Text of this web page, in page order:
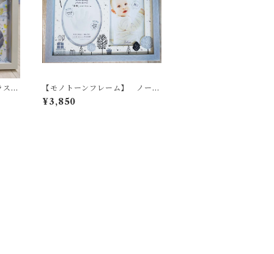
スト
ー
！
【モノトーンフレーム】 ノード
ポルテ 手形足型 フォトフレー
ム
¥3,850